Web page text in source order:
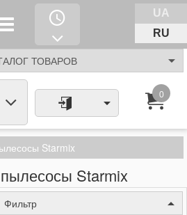
UA
RU
ТОВАРОВ
0
Starmix
Starmix
Фильтр